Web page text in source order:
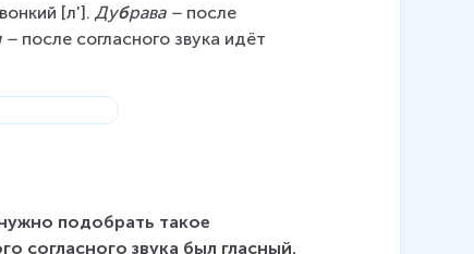
[л']. Дубрава – после
– после согласного звука идёт
подобрать такое
согласного звука был гласный.